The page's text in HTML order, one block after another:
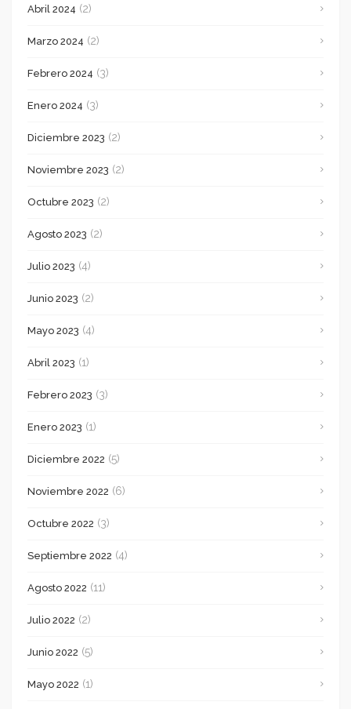
Abril 2024 (2)
Marzo 2024 (2)
Febrero 2024 (3)
Enero 2024 (3)
Diciembre 2023 (2)
Noviembre 2023 (2)
Octubre 2023 (2)
Agosto 2023 (2)
Julio 2023 (4)
Junio 2023 (2)
Mayo 2023 (4)
Abril 2023 (1)
Febrero 2023 (3)
Enero 2023 (1)
Diciembre 2022 (5)
Noviembre 2022 (6)
Octubre 2022 (3)
Septiembre 2022 (4)
Agosto 2022 (11)
Julio 2022 (2)
Junio 2022 (5)
Mayo 2022 (1)